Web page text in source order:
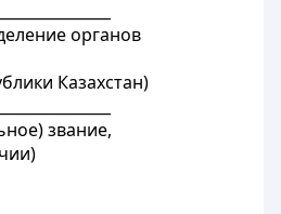
органов
Казахстан)
звание,